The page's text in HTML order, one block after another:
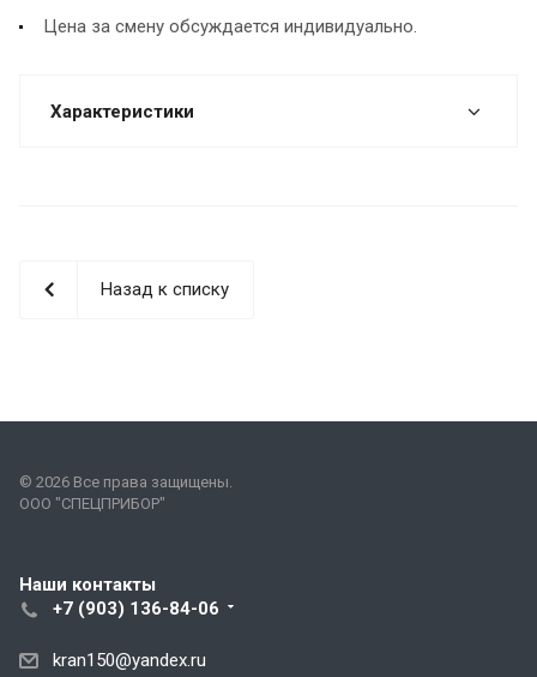
Цена за смену обсуждается индивидуально.
Характеристики
Назад к списку
© 2026 Все права защищены.
ООО "СПЕЦПРИБОР"
Наши контакты
+7 (903) 136-84-06
kran150@yandex.ru